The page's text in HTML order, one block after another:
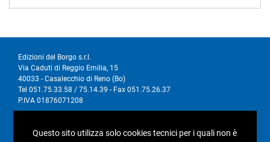
Edizioni del Borgo s.r.l.
Via Caduti di Reggio Emilia, 15
40033 - Casalecchio di Reno (Bo)
Tel 051.75.33.58 / 75.14.39 - Fax 051.75.26.37
P.IVA 01876071208
I nostri social
Questo sito utilizza solo cookies tecnici per i quali non è